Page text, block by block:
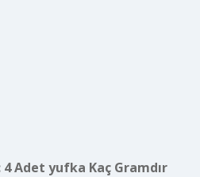
4 Adet yufka Kaç Gramdır